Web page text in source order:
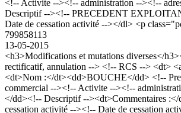
<!-- Activite --><!-- administration --><!--
Descriptif --><!-- PRECEDENT
Date de cessation activité --></dl> <p
799858113
13-05-2015
<h3>Modifications et mutations diverses</
rectificatif, annulation --> <!-- RCS --> <dt>
<dt>Nom :</dt><dd>BOUCHE</dd> <!--
commercial --><!-- Activite --><!--
</dd><!-- Descriptif --><dt>Commentaires
cessation activité --><!-- Date de cessation